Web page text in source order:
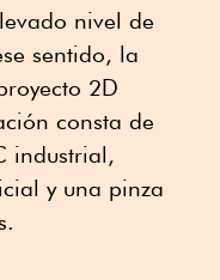
nivel de
sentido, la
2D
consta de
industrial,
y una pinza